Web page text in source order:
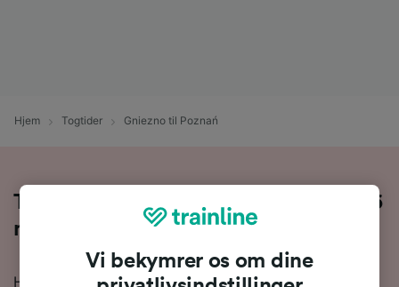
Hjem Togtider Gniezno til Poznań
Tag toget fra Gniezno til Poznań på 26
minutter
Hvis du vil vide mere om rejsen fra Gniezno til Poznań
Vi bekymrer os om dine